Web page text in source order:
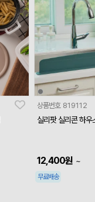
상품번호 819112
실리팟 실리콘 하우
12,400원 ~
무료배송